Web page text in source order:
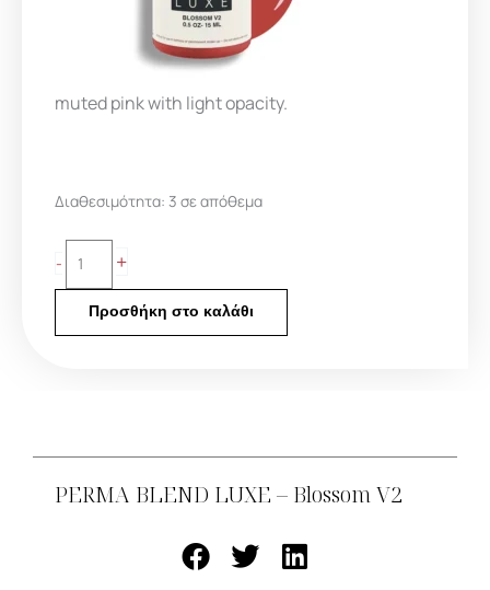
muted pink with light opacity.
Διαθεσιμότητα: 3 σε απόθεμα
-
PERMA
LUXE
Blossom
+
Προσθήκη στο καλάθι
PERMA BLEND LUXE – Blossom V2